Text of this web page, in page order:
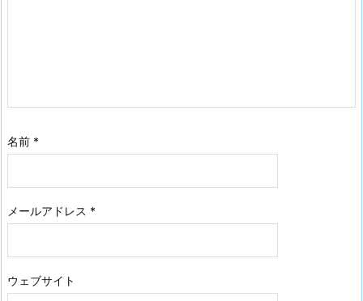
名前 *
メールアドレス *
ウェブサイト